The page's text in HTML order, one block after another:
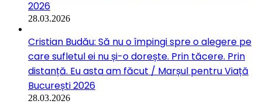
2026
28.03.2026
Cristian Budău: Să nu o împingi spre o alegere pe
care sufletul ei nu și-o dorește. Prin tăcere. Prin
distanță. Eu asta am făcut / Marșul pentru Viață
București 2026
28.03.2026